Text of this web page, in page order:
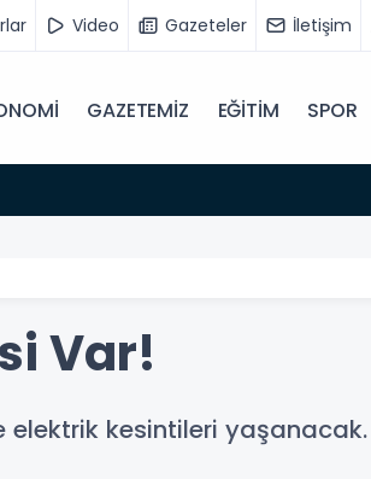
Video Gazeteler İletişim
GAZETEMİZ EĞİTİM SPOR
Var!
elektrik kesintileri yaşanacak.